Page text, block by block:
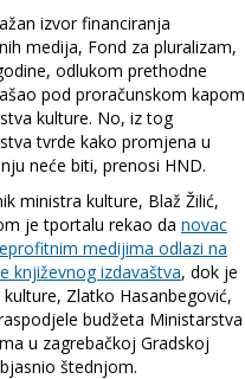
izvor financiranja
medija, Fond za pluralizam,
odlukom prethodne
pod proračunskom kapom
kulture. No, iz tog
tvrde kako promjena u
neće biti, prenosi HND.
ministra kulture, Blaž Žilić,
je tportalu rekao da novac
medijima odlazi na
književnog izdavaštva, dok je
Zlatko Hasanbegović,
budžeta Ministarstva
u zagrebačkoj Gradskoj
štednjom.